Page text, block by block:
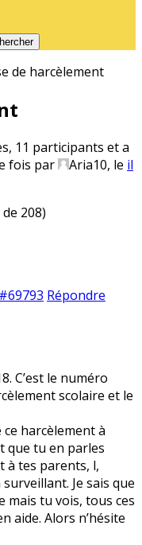
de harcèlement
11 participants et a
fois par
Aria10, le il
208)
#69793 Répondre
C’est le numéro
scolaire et le
harcèlement à
que tu en parles
à tes parents, l,
Je sais que
mais tu vois, tous ces
aide. Alors n’hésite